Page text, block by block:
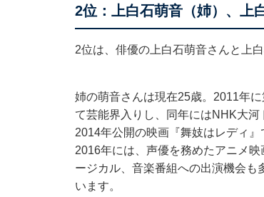
2位：上白石萌音（姉）、上
2位は、俳優の上白石萌音さんと上白
姉の萌音さんは現在25歳。2011年
て芸能界入りし、同年にはNHK大河
2014年公開の映画『舞妓はレディ
2016年には、声優を務めたアニメ
ージカル、音楽番組への出演機会も
います。